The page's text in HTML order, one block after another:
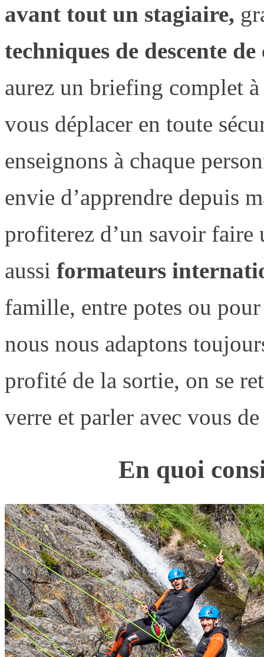
avant tout un stagiaire,
techniques de descente
aurez un briefing complet
vous déplacer en toute
enseignons à chaque
envie d’apprendre depuis
profiterez d’un savoir faire
aussi formateurs
famille, entre potes ou
nous nous adaptons
profité de la sortie, on se
verre et parler avec vous
En quoi